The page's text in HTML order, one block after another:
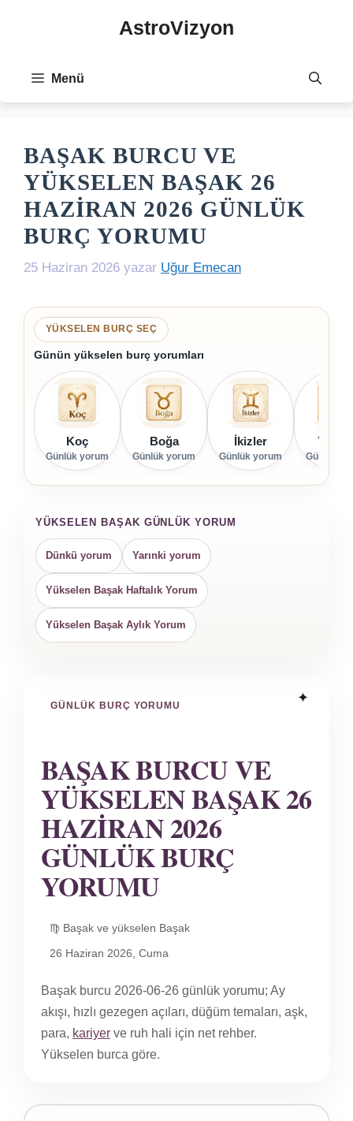
AstroVizyon
Menü
BAŞAK BURCU VE
YÜKSELEN BAŞAK 26
HAZIRAN 2026 GÜNLÜK
BURÇ YORUMU
25 Haziran 2026 yazar Uğur Emecan
YÜKSELEN BURÇ SEÇ
Günün yükselen burç yorumları
Koç
Günlük yorum
Boğa
Günlük yorum
İkizler
Günlük yorum Günlük
YÜKSELEN BAŞAK GÜNLÜK YORUM
Dünkü yorum Yarınki yorum
Yükselen Başak Haftalık Yorum
Yükselen Başak Aylık Yorum
GÜNLÜK BURÇ YORUMU
BAŞAK BURCU VE
YÜKSELEN BAŞAK 26
HAZIRAN 2026
GÜNLÜK BURÇ
YORUMU
♍ Başak ve yükselen Başak
26 Haziran 2026, Cuma
Başak burcu 2026-06-26 günlük yorumu; Ay
akışı, hızlı gezegen açıları, düğüm temaları, aşk,
para, kariyer ve ruh hali için net rehber.
Yükselen burca göre.